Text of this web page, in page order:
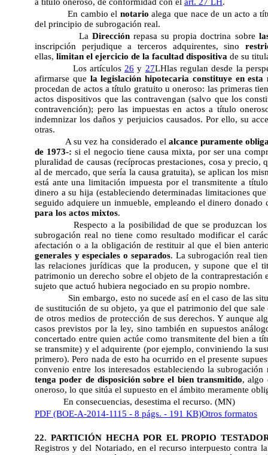
En cambio el notario alega que nace de un acto a
del principio de subrogación real.
La Dirección repasa su propia doctrina sobre
inscripción perjudique a terceros adquirentes, sino
ellas, limitan el ejercicio de la facultad dispositiva de su
Los artículos 26 y 27LHlas regulan desde la
afirmarse que la legislación hipotecaria constituye en
procedan de actos a título gratuito u oneroso: las primeras
actos dispositivos que las contravengan (salvo que los
contravención); pero las impuestas en actos a título
indemnizar los daños y perjuicios causados. Por ello, su
otras.
A su vez ha considerado el alcance puramente
de 1973-: si el negocio tiene causa mixta, por ser una
pluralidad de causas (recíprocas prestaciones, cosa y
al de mercado, que sería la causa gratuita), se aplican los
está ante una limitación impuesta por el transmitente a
dinero a su hija (estableciendo determinadas limitaciones
seguido adquiere un inmueble, empleando el dinero donado
para los actos mixtos.
Respecto a la posibilidad de que se produzcan
subrogación real no tiene como resultado modificar el
afectación o a la obligación de restituir al que el bien
generales y especiales o separados. La subrogación real
las relaciones jurídicas que la producen, y supone que el
patrimonio un derecho sobre el objeto de la
sujeto que actuó hubiera negociado en su propio nombre.
Sin embargo, esto no sucede así en el caso de las
de sustitución de su objeto, ya que el patrimonio del que
de otros medios de protección de sus derechos. Y aunque
casos previstos por la ley, sino también en supuestos
concertado entre quien actúe como transmitente del bien a
se transmite) y el adquirente (por ejemplo, conviniendo la
primero). Pero nada de esto ha ocurrido en el presente
convenio entre los interesados estableciendo la subrogación
tenga poder de disposición sobre el bien transmitido, algo
oneroso, lo que sitúa el supuesto en el ámbito meramente
En consecuencias, desestima el recurso. (MN)
PDF (BOE-A-2014-1115 - 8 págs. - 191 KB)Otros formatos
22. PARTICIÓN HECHA POR EL PROPIO
Registros y del Notariado, en el recurso interpuesto contra